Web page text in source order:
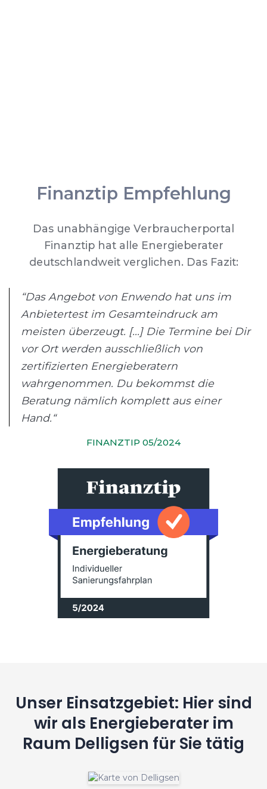
Finanztip Empfehlung
Das unabhängige Verbraucherportal
Finanztip hat alle Energieberater
deutschlandweit verglichen. Das Fazit:
“Das Angebot von Enwendo hat uns im
Anbietertest im Gesamteindruck am
meisten überzeugt. [...] Die Termine bei Dir
vor Ort werden ausschließlich von
zertifizierten Energieberatern
wahrgenommen. Du bekommst die
Beratung nämlich komplett aus einer
Hand.“
FINANZTIP 05/2024
Unser Einsatzgebiet: Hier sind
wir als Energieberater im
Raum Delligsen für Sie tätig